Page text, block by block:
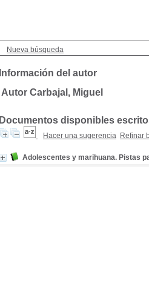
Nueva búsqueda
Información del autor
Autor Carbajal, Miguel
Documentos disponibles
Hacer una sugerencia Refinar
Adolescentes y marihuana. Pistas